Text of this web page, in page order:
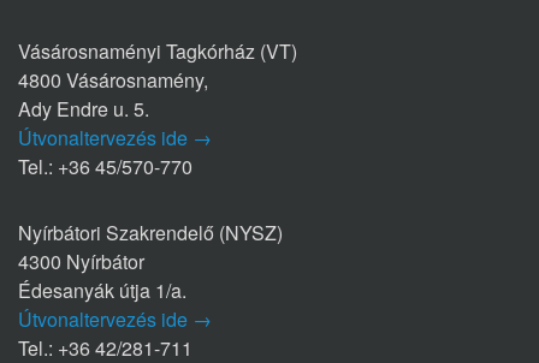
Vásárosnaményi Tagkórház (VT)
4800 Vásárosnamény,
Ady Endre u. 5.
Útvonaltervezés ide →
Tel.: +36 45/570-770
Nyírbátori Szakrendelő (NYSZ)
4300 Nyírbátor
Édesanyák útja 1/a.
Útvonaltervezés ide →
Tel.: +36 42/281-711